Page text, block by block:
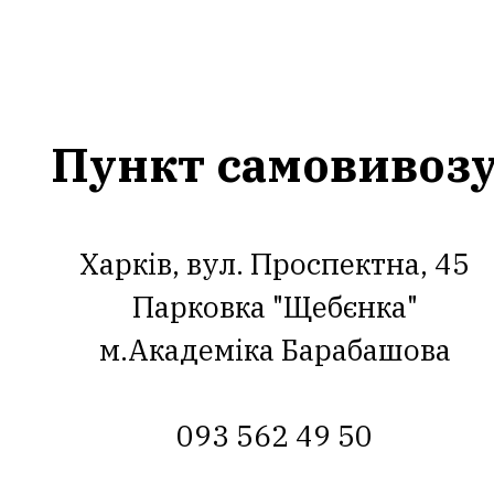
Пункт
Харків, вул. Проспектна, 45
Парковка "Щебєнка"
м.Академіка Барабашова
093 562 49 50